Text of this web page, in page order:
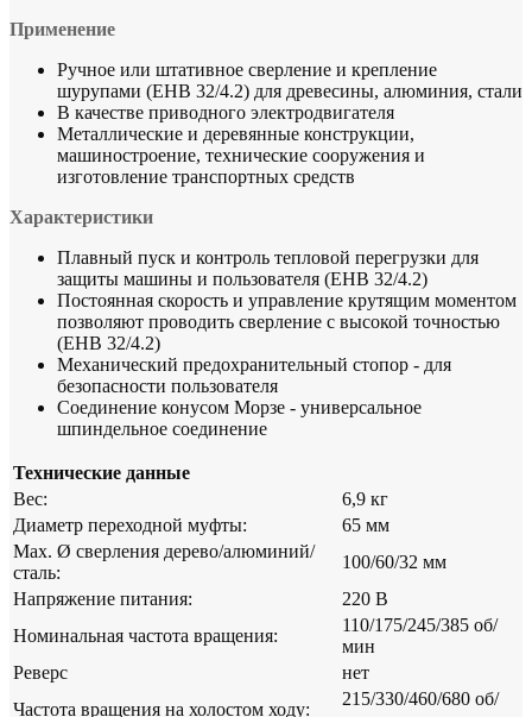
Применение
Ручное или штативное сверление и крепление
шурупами (EHB 32/4.2) для древесины, алюминия, стали
В качестве приводного электродвигателя
Металлические и деревянные конструкции,
машиностроение, технические сооружения и
изготовление транспортных средств
Характеристики
Плавный пуск и контроль тепловой перегрузки для
защиты машины и пользователя (EHB 32/4.2)
Постоянная скорость и управление крутящим моментом
позволяют проводить сверление с высокой точностью
(EHB 32/4.2)
Механический предохранительный стопор - для
безопасности пользователя
Соединение конусом Морзе - универсальное
шпиндельное соединение
Технические данные
Вес:
6,9 кг
Диаметр переходной муфты:
65 мм
Мах. Ø сверления дерево/алюминий/
сталь:
100/60/32 мм
Напряжение питания:
220 В
Номинальная частота вращения:
110/175/245/385 об/
мин
Реверс
нет
Частота вращения на холостом ходу:
215/330/460/680 об/